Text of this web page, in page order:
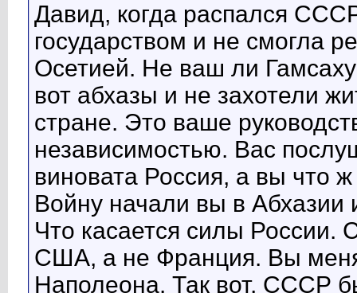
Давид, когда распался
государством и не смогла
Осетией. Не ваш ли
вот абхазы и не захотели
стране. Это ваше
независимостью. Вас
виновата Россия, а вы что
Войну начали вы в Абхазии
Что касается силы России.
США, а не Франция. Вы
Наполеона. Так вот, СССР